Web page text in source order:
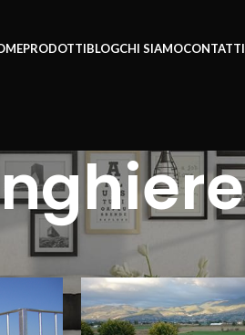
PRODOTTIBLOGCHI SIAMOCONTATTI